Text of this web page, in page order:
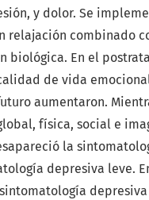
y dolor. Se
relajación combinado
biológica. En el
de vida
aumentaron.
física, social e
la
depresiva leve.
depresiva